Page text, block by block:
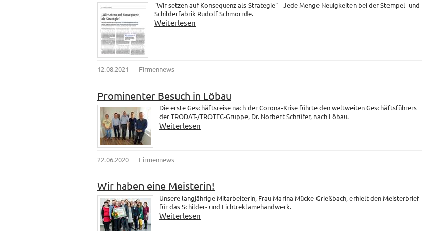
"Wir setzen auf Konsequenz als Strategie" - Jede Menge Neuigkeiten bei der Stempel- und
Schilderfabrik Rudolf Schmorrde.
Weiterlesen
12.08.2021 Firmennews
Prominenter Besuch in Löbau
Die erste Geschäftsreise nach der Corona-Krise führte den weltweiten Geschäftsführers
der TRODAT-/TROTEC-Gruppe, Dr. Norbert Schrüfer, nach Löbau.
Weiterlesen
22.06.2020 Firmennews
Wir haben eine Meisterin!
Unsere langjährige Mitarbeiterin, Frau Marina Mücke-Grießbach, erhielt den Meisterbrief
für das Schilder- und Lichtreklamehandwerk.
Weiterlesen